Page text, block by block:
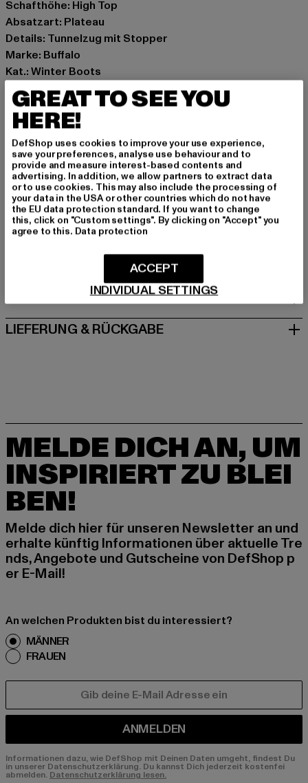
Schafthöhe: High Top
Absatzart: Plateau
Details: Tunnelzug mit Stopper
Marke: Buffalo
Kat.: Winter Boots
Farbe: schwarz
Hersteller Farbe: black
Obermaterial: sonstiges Material
Innenfutter: sonstiges Material
Art.Nr: PD00010740-00007
Hersteller: Buffalo Boots GmbH |service-de@buffalo-
boots.com
Schanzenstraße 41 | 51063 Köln | DE
GRÖSSE & PASSFORM
PFLEGEHINWEISE
LIEFERUNG & RÜCKGABE
MELDE DICH AN, UM
INSPIRIERT ZU BLEI
BEN!
Melde dich hier für unseren Newsletter an und
erhalte künftig Informationen über aktuelle Tre
nds, Angebote und Gutscheine von DefShop p
er E-Mail!
An welchen Produkten bist du interessiert?
MÄNNER
FRAUEN
ANMELDEN
Informationen dazu, wie DefShop mit Deinen Daten umgeht, findest Du
in unserer Datenschutzerklärung. Du kannst Dich jederzeit kostenfei
abmelden. Datenschutzerklärung lesen.
GREAT TO SEE YOU
HERE!
DefShop uses cookies to improve your use experience,
save your preferences, analyse use behaviour and to
provide and measure interest-based contents and
advertising. In addition, we allow partners to extract data
or to use cookies. This may also include the processing of
your data in the USA or other countries which do not have
the EU data protection standard. If you want to change
this, click on "Custom settings". By clicking on "Accept" you
agree to this. Data protection
INDIVIDUAL SETTINGS
ACCEPT